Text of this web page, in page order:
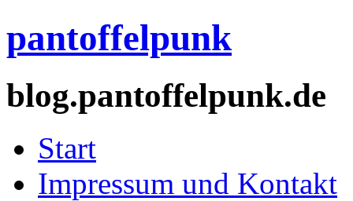
pantoffelpunk
blog.pantoffelpunk.de
Start
Impressum und Kontakt